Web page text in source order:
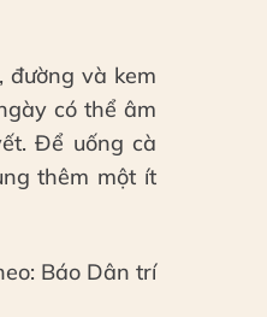
đường và kem
có thể âm
Để uống cà
thêm một ít
Báo Dân trí